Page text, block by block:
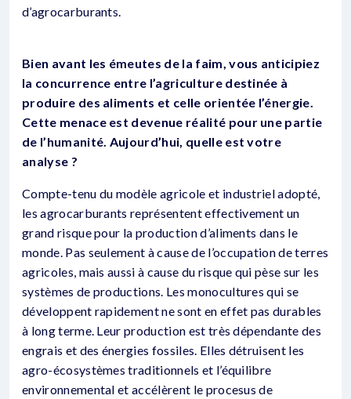
d’agrocarburants.
Bien avant les émeutes de la faim, vous anticipiez
la concurrence entre l’agriculture destinée à
produire des aliments et celle orientée l’énergie.
Cette menace est devenue réalité pour une partie
de l’humanité. Aujourd’hui, quelle est votre
analyse ?
Compte-tenu du modèle agricole et industriel adopté,
les agrocarburants représentent effectivement un
grand risque pour la production d’aliments dans le
monde. Pas seulement à cause de l’occupation de terres
agricoles, mais aussi à cause du risque qui pèse sur les
systèmes de productions. Les monocultures qui se
développent rapidement ne sont en effet pas durables
à long terme. Leur production est très dépendante des
engrais et des énergies fossiles. Elles détruisent les
agro-écosystèmes traditionnels et l’équilibre
environnemental et accélèrent le procesus de